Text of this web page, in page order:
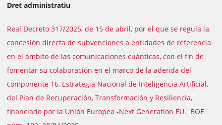
Dret administratiu
Real Decreto 317/2025, de 15 de abril, por el que se regula la
concesión directa de subvenciones a entidades de referencia
en el ámbito de las comunicaciones cuánticas, con el fin de
fomentar su colaboración en el marco de la adenda del
componente 16, Estrategia Nacional de Inteligencia Artificial,
del Plan de Recuperación, Transformación y Resiliencia,
financiado por la Unión Europea -Next Generation EU. BOE